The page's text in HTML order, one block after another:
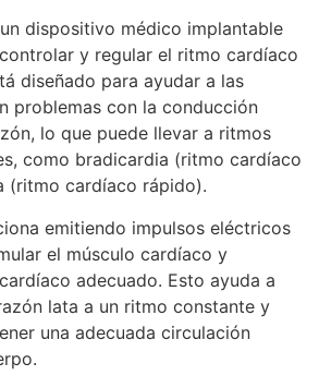
dispositivo médico implantable
y regular el ritmo cardíaco
diseñado para ayudar a las
problemas con la conducción
lo que puede llevar a ritmos
como bradicardia (ritmo cardíaco
(ritmo cardíaco rápido).
emitiendo impulsos eléctricos
el músculo cardíaco y
adecuado. Esto ayuda a
lata a un ritmo constante y
una adecuada circulación